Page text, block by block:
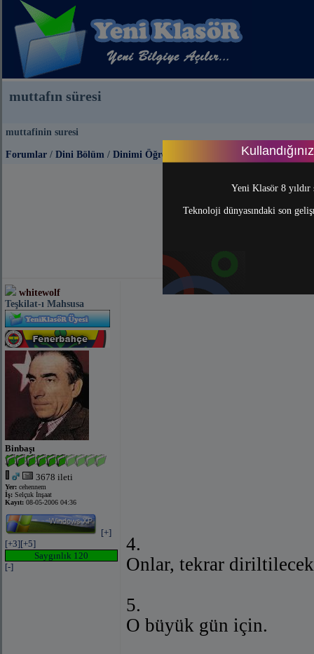
Yeni Klasör 8
Teknoloji dünyasındaki son
muttafın süresi
muttafinin suresi
Forumlar / Dini Bölüm / Dinimi Öğreniyorum
whitewolf
Teşkilat-ı Mahsusa
Binbaşı
3678 ileti
Yer: cehennem
İş: Selçuk İnşaat
Kayıt: 08-05-2006 04:36
[+]
[+3][+5]
Saygınlık 120
[-]
4.
Onlar, tekrar
5.
O büyük gün için.